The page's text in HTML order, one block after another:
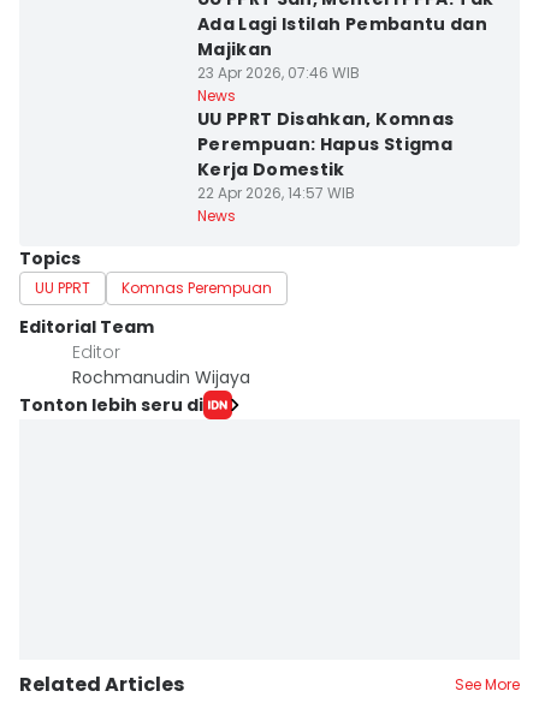
Ada Lagi Istilah Pembantu dan
Majikan
23 Apr 2026, 07:46 WIB
News
UU PPRT Disahkan, Komnas
Perempuan: Hapus Stigma
Kerja Domestik
22 Apr 2026, 14:57 WIB
News
Topics
UU PPRT Komnas Perempuan
Editorial Team
Editor
Rochmanudin Wijaya
Tonton lebih seru di
Related Articles See More